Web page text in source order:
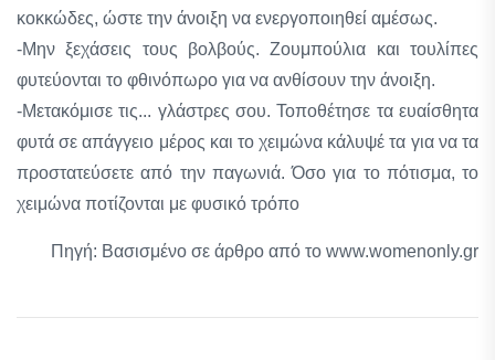
κοκκώδες, ώστε την άνοιξη να ενεργοποιηθεί αμέσως.
-Μην ξεχάσεις τους βολβούς. Ζουμπούλια και τουλίπες
φυτεύονται το φθινόπωρο για να ανθίσουν την άνοιξη.
-Μετακόμισε τις... γλάστρες σου. Τοποθέτησε τα ευαίσθητα
φυτά σε απάγγειο μέρος και το χειμώνα κάλυψέ τα για να τα
προστατεύσετε από την παγωνιά. Όσο για το πότισμα, το
χειμώνα ποτίζονται με φυσικό τρόπο
Πηγή: Βασισμένο σε άρθρο από το www.womenonly.gr